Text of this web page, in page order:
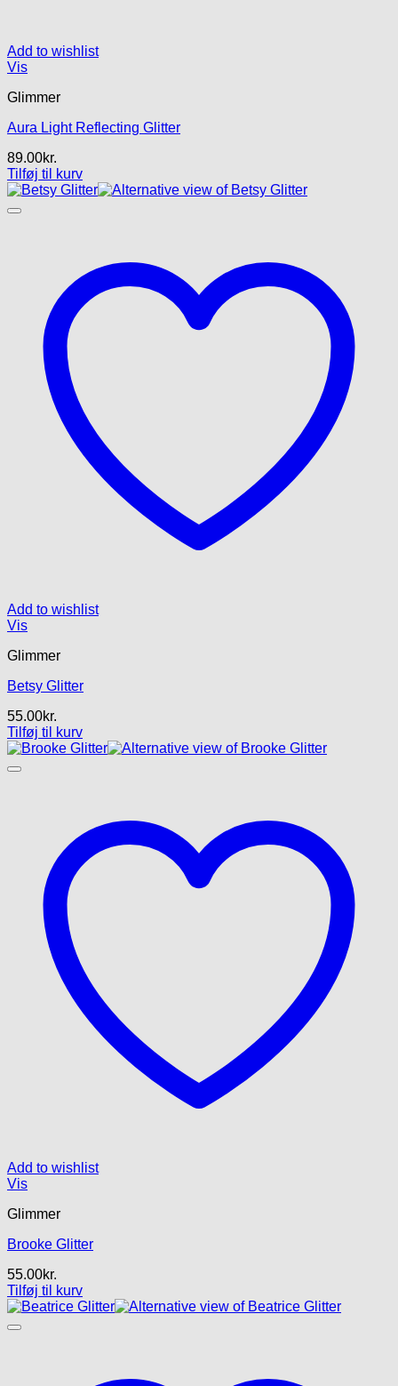
Add to wishlist
Vis
Glimmer
Aura Light Reflecting Glitter
89.00kr.
Tilføj til kurv
Add to wishlist
Vis
Glimmer
Betsy Glitter
55.00kr.
Tilføj til kurv
Add to wishlist
Vis
Glimmer
Brooke Glitter
55.00kr.
Tilføj til kurv